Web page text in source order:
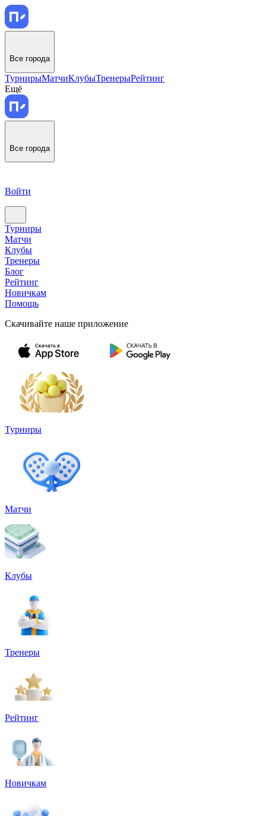
Все города
ТурнирыМатчиКлубыТренерыРейтинг
Ещё
Все города
Войти
Турниры
Матчи
Клубы
Тренеры
Блог
Рейтинг
Новичкам
Помощь
Скачивайте наше приложение
Турниры
Матчи
Клубы
Тренеры
Рейтинг
Новичкам